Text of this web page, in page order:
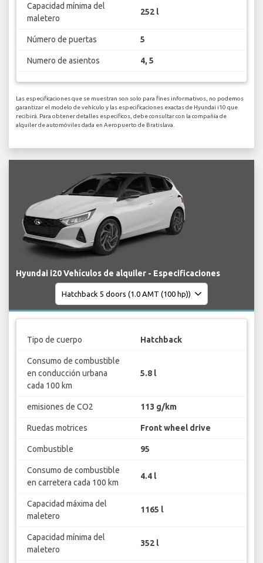
Capacidad mínima del
maletero
252 l
Número de puertas 5
Numero de asientos 4, 5
Las especificaciones que se muestran son solo para fines informativos, no podemos
garantizar el modelo de vehículo y las especificaciones exactas de Hyundai i10 que
recibirá. Para obtener detalles específicos, debe consultar con la compañía de
alquiler de automóviles dada en Aeropuerto de Bratislava.
Hyundai i20 Vehículos de alquiler - Especificaciones
Tipo de cuerpo Hatchback
Consumo de combustible
en conducción urbana
cada 100 km
5.8 l
emisiones de CO2 113 g/km
Ruedas motrices Front wheel drive
Combustible 95
Consumo de combustible
en carretera cada 100 km
4.4 l
Capacidad máxima del
maletero
1165 l
Capacidad mínima del
maletero
352 l